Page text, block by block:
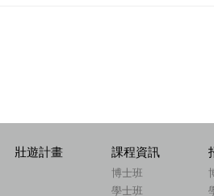
壯遊計畫 課程資訊
博士班
學士班